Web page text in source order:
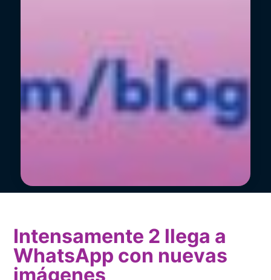
Intensamente 2 llega a
WhatsApp con nuevas
imágenes